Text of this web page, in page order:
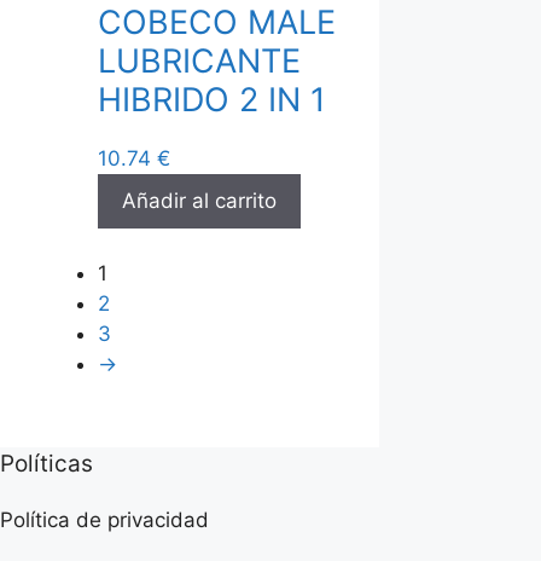
COBECO MALE
LUBRICANTE
HIBRIDO 2 IN 1
10.74 €
Añadir al carrito
1
2
3
→
Políticas
Política de privacidad